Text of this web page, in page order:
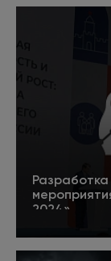
2024»
Подробнее